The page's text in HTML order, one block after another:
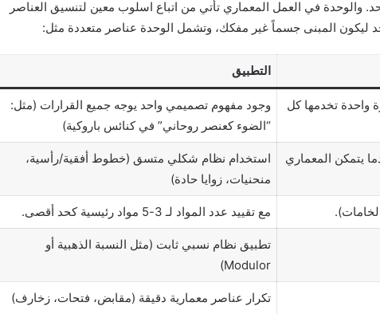
والوحدة في العمل المعماري تأتي من اتباع اسلوب معين لتنسيق العناصر
ليكون المبنى جسماً غير مفكك، وتشمل الوحدة عناصر متعددة مثل:
التطبيق
واحدة تخدمها كل
وجود مفهوم تصميمي واحد يوجه جميع القرارات (مثل:
“الضوء كعنصر روحاني” في كنائس باروكية)
يتمكن المعماري
استخدام نظام شكلي متسق (خطوط أفقية/رأسية،
منحنيات، زوايا حادة)
مع تقييد عدد المواد لـ 3-5 مواد رئيسية كحد أقصى.
تطبيق نظام نسبي ثابت (مثل النسبة الذهبية أو
Modulor)
تكرار عناصر معمارية دقيقة (مقابض، فتحات، زخارف)